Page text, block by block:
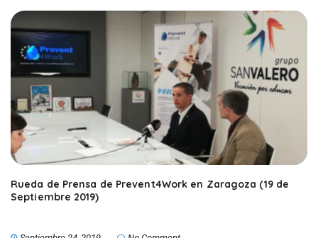
Rueda de Prensa de Prevent4Work en Zaragoza (19 de
Septiembre 2019)